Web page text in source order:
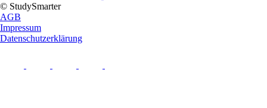
© StudySmarter
AGB
Impressum
Datenschutzerklärung